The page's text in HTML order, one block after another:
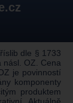
dle § 1733
OZ. Cena
je povinností
komponenty
produktem